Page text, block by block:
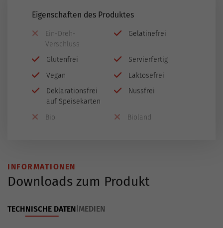
Eigenschaften des Produktes
Ein-Dreh-
Verschluss
Gelatinefrei
Glutenfrei
Servierfertig
Vegan
Laktosefrei
Deklarationsfrei
auf Speisekarten
Nussfrei
Bio Bioland
INFORMATIONEN
Downloads zum Produkt
TECHNISCHE DATEN MEDIEN